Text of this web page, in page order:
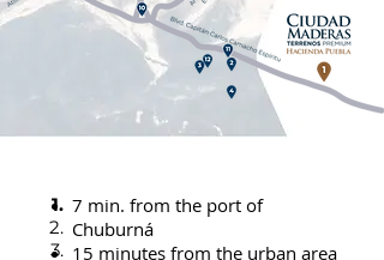
1.
2.
3.
7 min. from the port of
Chuburná
15 minutes from the urban area